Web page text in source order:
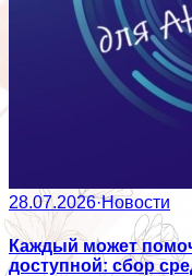
28.07.2026·Новости
Каждый может
доступной: сбор